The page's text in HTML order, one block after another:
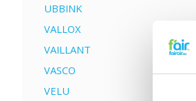
UBBINK
VALLOX
VAILLANT
VASCO
VELU